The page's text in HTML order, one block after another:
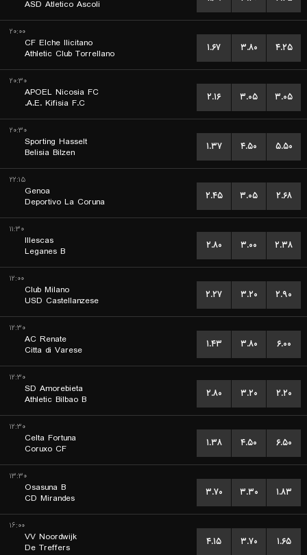
ASD Atletico Ascoli
۲۰:۰۰
CF Elche Ilicitano
Athletic Club Torrellano
۱.۶۷ ۳.۸۰ ۴.۲۵
۲۰:۳۰
APOEL Nicosia FC
A.E. Kifisia F.C.
۲.۱۶ ۳.۰۵ ۳.۰۵
۲۰:۳۰
Sporting Hasselt
Belisia Bilzen
۱.۳۷ ۴.۵۰ ۵.۵۰
۲۲:۱۵
Genoa
Deportivo La Coruna
۲.۴۵ ۳.۰۵ ۲.۶۸
۱۱:۳۰
Illescas
Leganes B
۲.۸۰ ۳.۰۰ ۲.۳۸
۱۲:۰۰
Club Milano
USD Castellanzese
۲.۲۷ ۳.۲۰ ۲.۹۰
۱۲:۳۰
AC Renate
Citta di Varese
۱.۴۳ ۳.۸۰ ۶.۰۰
۱۲:۳۰
SD Amorebieta
Athletic Bilbao B
۲.۸۰ ۳.۲۰ ۲.۲۰
۱۲:۳۰
Celta Fortuna
Coruxo CF
۱.۳۸ ۴.۵۰ ۶.۵۰
۱۳:۳۰
Osasuna B
CD Mirandes
۳.۷۰ ۳.۳۰ ۱.۸۳
۱۶:۰۰
VV Noordwijk
De Treffers
۴.۱۵ ۳.۷۰ ۱.۶۵